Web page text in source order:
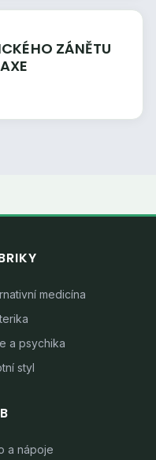
Z PRAXE
medicína
a psychika
styl
a nápoje